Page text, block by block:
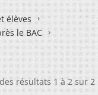
élèves
le BAC
résultats 1 à 2 sur 2